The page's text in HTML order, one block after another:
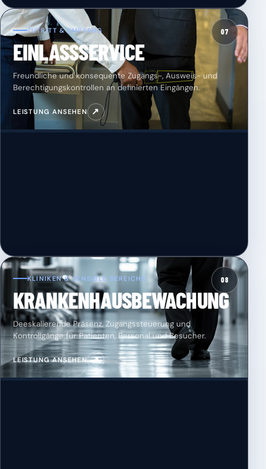
07
ZUTRITT & EMPFANG
EINLASSSERVICE
Freundliche und konsequente Zugangs-, Ausweis- und
Berechtigungskontrollen an definierten Eingängen.
LEISTUNG ANSEHEN ↗
08
KLINIKEN & SENSIBLE BEREICHE
KRANKENHAUSBEWACHUNG
Deeskalierende Präsenz, Zugangssteuerung und
Kontrollgänge für Patienten, Personal und Besucher.
LEISTUNG ANSEHEN ↗